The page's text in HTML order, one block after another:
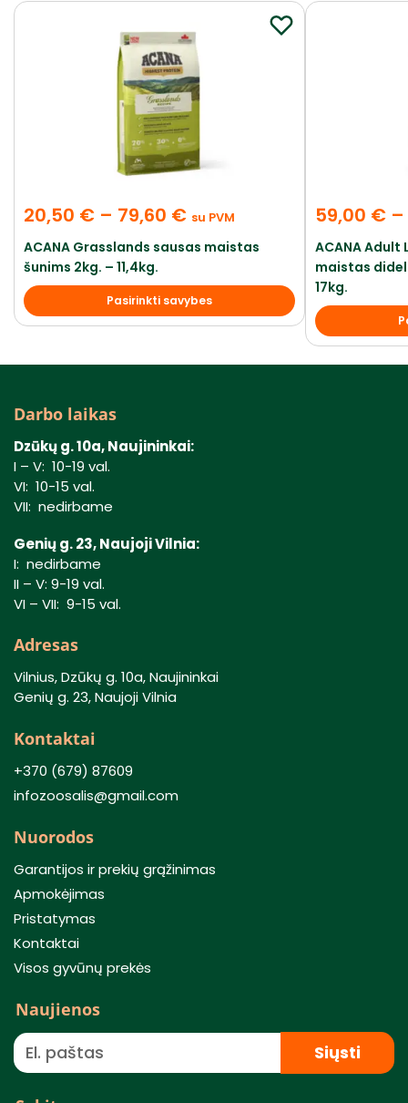
20,50 € – 79,60 € su PVM
ACANA Grasslands sausas maistas
šunims 2kg. – 11,4kg.
Pasirinkti savybes
59,00 € –
ACANA Adult
maistas
17kg.
Darbo laikas
Dzūkų g. 10a, Naujininkai:
I – V: 10-19 val.
VI: 10-15 val.
VII: nedirbame
Genių g. 23, Naujoji Vilnia:
I: nedirbame
II – V: 9-19 val.
VI – VII: 9-15 val.
Adresas
Vilnius, Dzūkų g. 10a, Naujininkai
Genių g. 23, Naujoji Vilnia
Kontaktai
+370 (679) 87609
infozoosalis@gmail.com
Nuorodos
Garantijos ir prekių grąžinimas
Apmokėjimas
Pristatymas
Kontaktai
Visos gyvūnų prekės
Naujienos
Siųsti